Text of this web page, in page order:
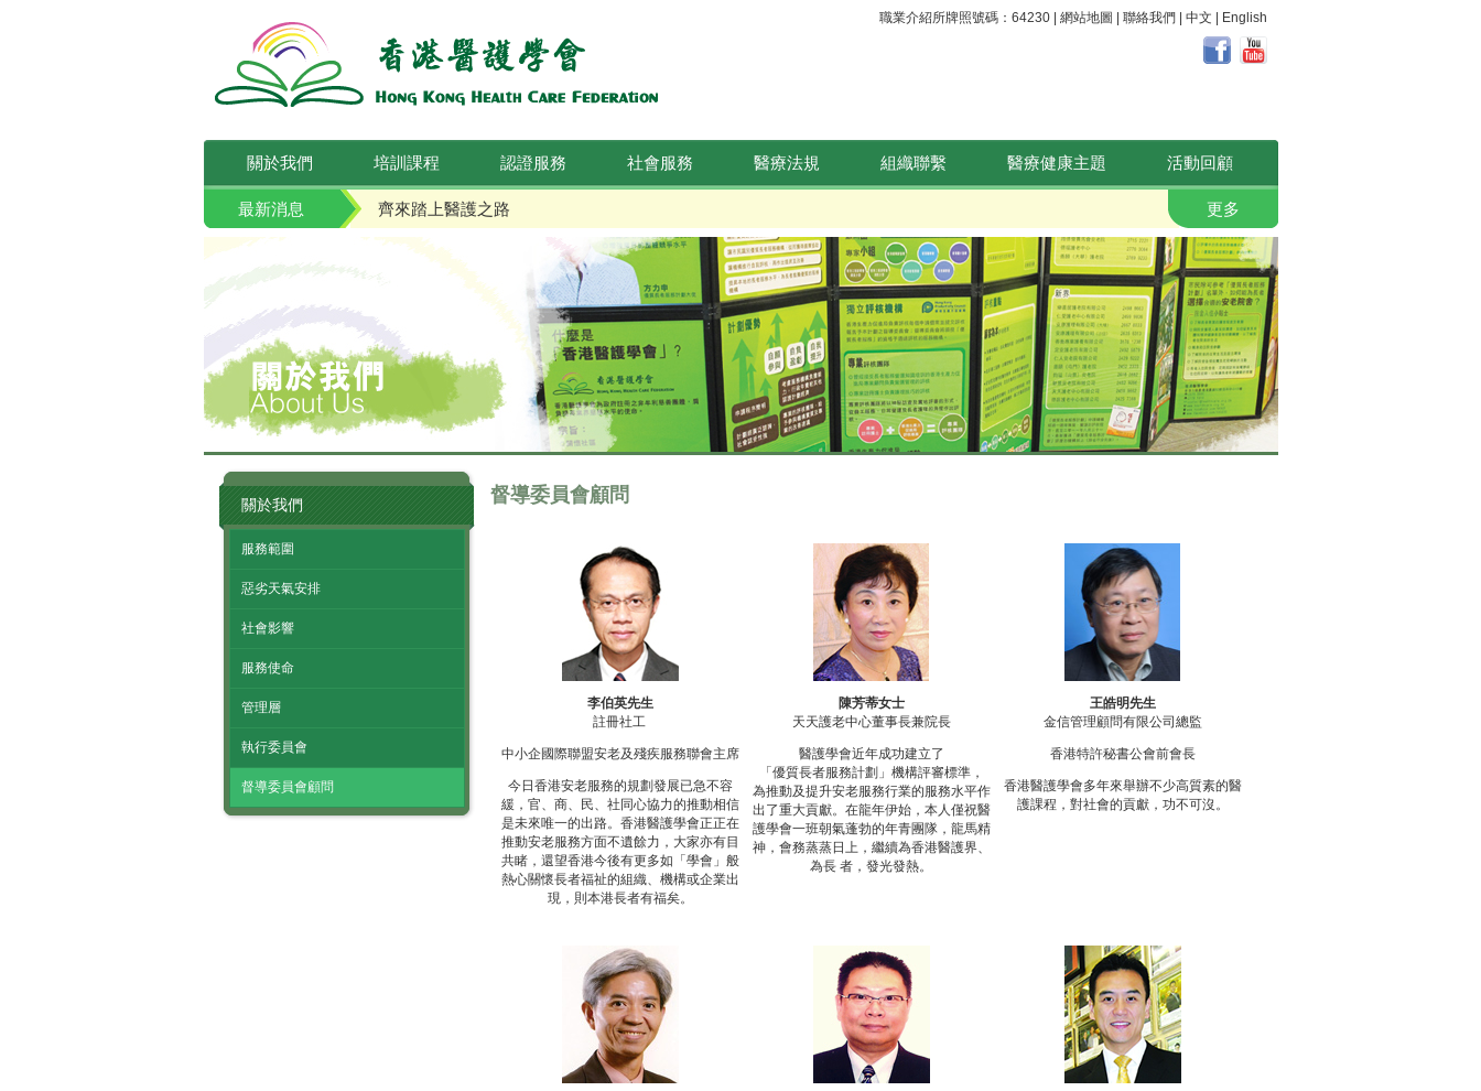
職業介紹所牌照號碼：64230 | 網站地圖 聯絡我們 中文 English
關於我們 培訓課程 認證服務 社會服務 醫療法規 組織聯繫 醫療健康主題 活動回顧
最新消息 齊來踏上醫護之路 職安健。 好心晴
更多
關於我們
服務範圍
惡劣天氣安排
社會影響
服務使命
管理層
執行委員會
督導委員會顧問
督導委員會顧問
李伯英先生
註冊社工
中小企國際聯盟安老及殘疾服務聯會主席
今日香港安老服務的規劃發展已急不容
緩，官、商、民、社同心協力的推動相信
是未來唯一的出路。香港醫護學會正正在
推動安老服務方面不遺餘力，大家亦有目
共睹，還望香港今後有更多如「學會」般
熱心關懷長者福祉的組織、機構或企業出
現，則本港長者有福矣。
陳芳蒂女士
天天護老中心董事長兼院長
醫護學會近年成功建立了
「優質長者服務計劃」機構評審標準，
為推動及提升安老服務行業的服務水平作
出了重大貢獻。在龍年伊始，本人僅祝醫
護學會一班朝氣蓬勃的年青團隊，龍馬精
神，會務蒸蒸日上，繼續為香港醫護界、
為長 者，發光發熱。
王皓明先生
金信管理顧問有限公司總監
香港特許秘書公會前會長
香港醫護學會多年來舉辦不少高質素的醫
護課程，對社會的貢獻，功不可沒。